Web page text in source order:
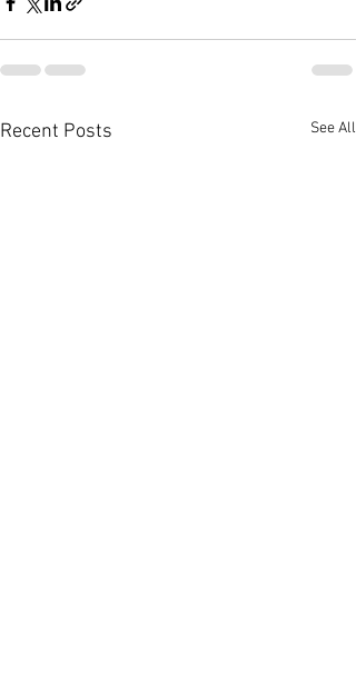
Recent Posts See All